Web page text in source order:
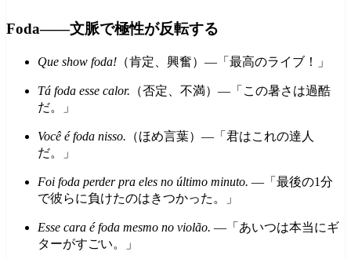
Foda——文脈で極性が反転する
Que show foda! （肯定、興奮）—「最高のライブ！」
Tá foda esse calor. （否定、不満）—「この暑さは過酷
だ。」
Você é foda nisso. （ほめ言葉）—「君はこれの達人
だ。」
Foi foda perder pra eles no último minuto. —「最後の1分
で彼らに負けたのはきつかった。」
Esse cara é foda mesmo no violão. —「あいつは本当にギ
ターがすごい。」